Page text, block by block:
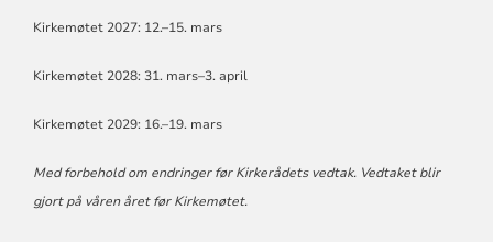
Kirkemøtet 2027: 12.–15. mars
Kirkemøtet 2028: 31. mars–3. april
Kirkemøtet 2029: 16.–19. mars
Med forbehold om endringer før Kirkerådets vedtak. Vedtaket blir
gjort på våren året før Kirkemøtet.